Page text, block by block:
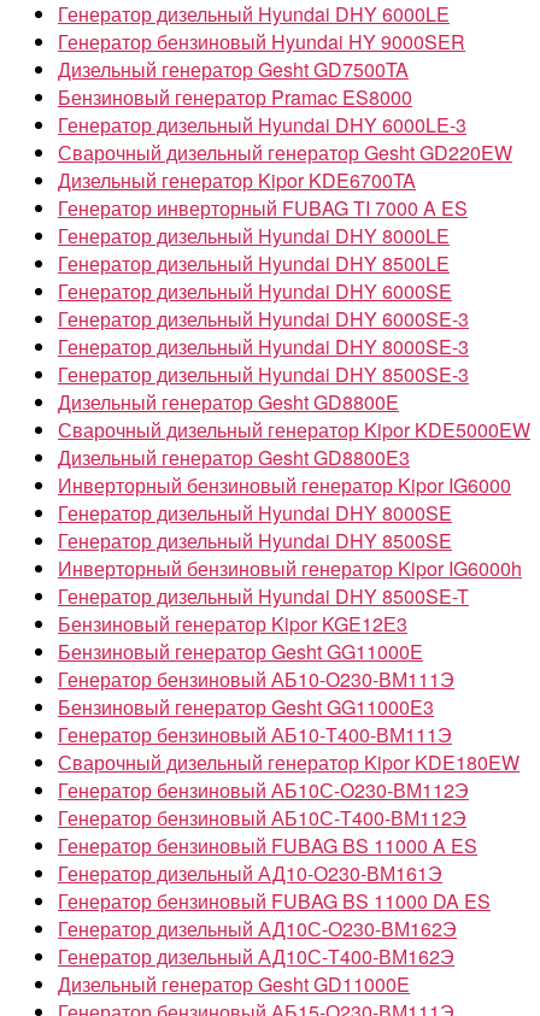
Генератор дизельный Hyundai DHY 6000LE
Генератор бензиновый Hyundai HY 9000SER
Дизельный генератор Gesht GD7500TA
Бензиновый генератор Pramac ES8000
Генератор дизельный Hyundai DHY 6000LE-3
Сварочный дизельный генератор Gesht GD220EW
Дизельный генератор Kipor KDE6700TA
Генератор инверторный FUBAG TI 7000 A ES
Генератор дизельный Hyundai DHY 8000LE
Генератор дизельный Hyundai DHY 8500LE
Генератор дизельный Hyundai DHY 6000SE
Генератор дизельный Hyundai DHY 6000SE-3
Генератор дизельный Hyundai DHY 8000SE-3
Генератор дизельный Hyundai DHY 8500SE-3
Дизельный генератор Gesht GD8800E
Сварочный дизельный генератор Kipor KDE5000EW
Дизельный генератор Gesht GD8800E3
Инверторный бензиновый генератор Kipor IG6000
Генератор дизельный Hyundai DHY 8000SE
Генератор дизельный Hyundai DHY 8500SE
Инверторный бензиновый генератор Kipor IG6000h
Генератор дизельный Hyundai DHY 8500SE-T
Бензиновый генератор Kipor KGE12Е3
Бензиновый генератор Gesht GG11000E
Генератор бензиновый АБ10-О230-ВМ111Э
Бензиновый генератор Gesht GG11000E3
Генератор бензиновый АБ10-Т400-ВМ111Э
Сварочный дизельный генератор Kipor KDE180EW
Генератор бензиновый АБ10С-О230-ВМ112Э
Генератор бензиновый АБ10С-Т400-ВМ112Э
Генератор бензиновый FUBAG BS 11000 A ES
Генератор дизельный АД10-О230-ВМ161Э
Генератор бензиновый FUBAG BS 11000 DA ES
Генератор дизельный АД10С-О230-ВМ162Э
Генератор дизельный АД10С-Т400-ВМ162Э
Дизельный генератор Gesht GD11000E